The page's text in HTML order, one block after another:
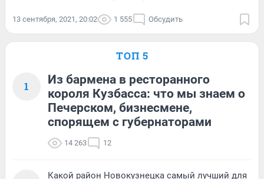
13 сентября, 2021, 20:02 1 555 Обсудить
ТОП 5
1
Из бармена в ресторанного
короля Кузбасса: что мы знаем о
Печерском, бизнесмене,
спорящем с губернаторами
14 263 12
Какой район Новокузнецка самый лучший для